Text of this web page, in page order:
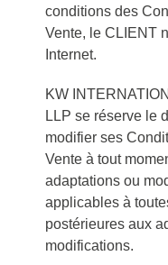
conditions des
Vente, le CLIENT
Internet.
KW
LLP se réserve le
modifier ses
Vente à tout
adaptations ou
applicables à
postérieures aux
modifications.